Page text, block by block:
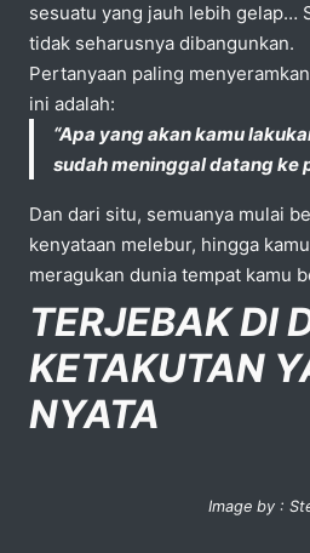
sesuatu yang jauh lebih gelap…
tidak seharusnya dibangunkan.
Pertanyaan paling
ini adalah:
“Apa yang akan kamu
sudah meninggal datang ke
Dan dari situ, semuanya mulai
kenyataan melebur, hingga
meragukan dunia tempat kamu
TERJEBAK DI
KETAKUTAN
NYATA
Image by :